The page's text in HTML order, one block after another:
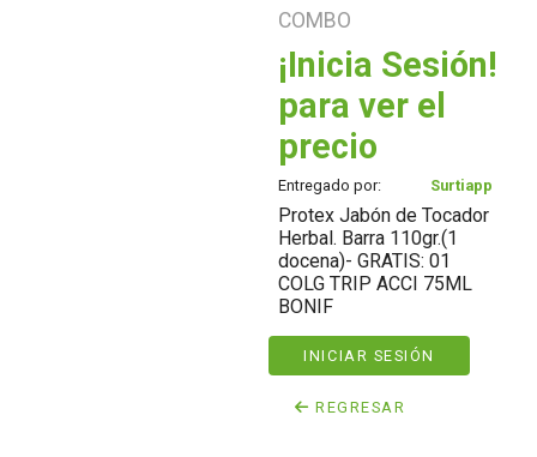
COMBO
¡Inicia Sesión!
para ver el
precio
Entregado por: Surtiapp
Protex Jabón de Tocador
Herbal. Barra 110gr.(1
docena)- GRATIS: 01
COLG TRIP ACCI 75ML
BONIF
INICIAR SESIÓN
REGRESAR